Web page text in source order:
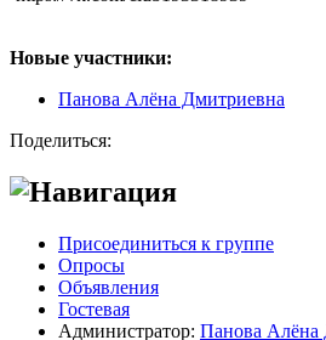
Новые участники:
Панова Алёна Дмитриевна
Поделиться:
Навигация
Присоединиться к группе
Опросы
Объявления
Гостевая
Администратор: Панова Алёна